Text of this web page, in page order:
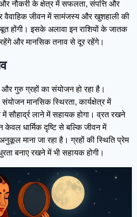
नौकरी के क्षेत्र में सफलता, संपत्ति और
वैवाहिक जीवन में सामंजस्य और खुशहाली की
होंगी। इसके अलावा इन राशियों के जातक
और मानसिक तनाव से दूर रहेंगे।
गुरु ग्रहों का संयोजन हो रहा है।
संयोजन मानसिक स्थिरता, कार्यक्षेत्र में
सौहार्द्र लाने में सहायक होगा। व्रत रखने
धार्मिक दृष्टि से बल्कि जीवन में
माना जा रहा है। ग्रहों की स्थिति प्रेम
बनाए रखने में भी सहायक होगी।